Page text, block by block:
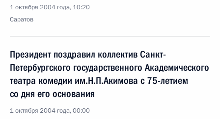
1 октября 2004 года, 10:20
Саратов
Президент поздравил коллектив Санкт-
Петербургского государственного Академического
театра комедии им.Н.П.Акимова с 75-летием
со дня его основания
1 октября 2004 года, 00:00